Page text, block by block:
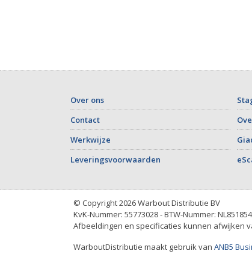
Over ons
Contact
Werkwijze
Leveringsvoorwaarden
© Copyright 2026 Warbout Distributie BV
KvK-Nummer: 55773028 - BTW-Nummer:
Afbeeldingen en specificaties kunnen afwijken
WarboutDistributie maakt gebruik van ANB5